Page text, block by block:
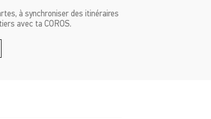
à synchroniser des itinéraires
avec ta COROS.